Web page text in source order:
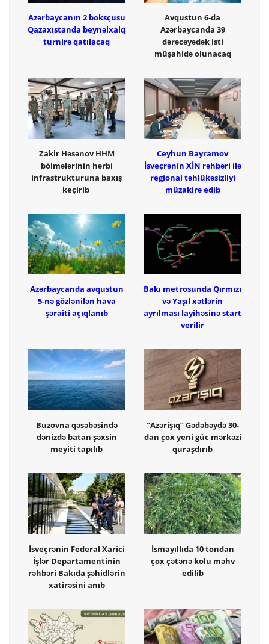
Azərbaycanın 2 boksçusu
Qazaxıstanda beynəlxalq
turnirə qatılacaq
Avqustun 6-da
Azərbaycanda 39
dərəcəyədək isti
müşahidə olunacaq
Zakir Həsənov HHM
bölmələrinin hərbi
infrastrukturuna baxış
keçirib
Ceyhun Bayramov
İsveçrənin XİN rəhbəri ilə
regional təhlükəsizliyi
müzakirə edib
Azərbaycanda avqustun
5-nə gözlənilən hava
şəraiti açıqlanıb
Bakı metrosunda Qırmızı
və Yaşıl xətlərin
ayrılması layihəsinə start
verilir
Buzovna qəsəbəsində
dənizdə batan şəxsin
meyiti tapılıb
“Azərişıq” Gədəbəydə 30-
dan çox yeni güc mərkəzi
quraşdırıb
İsveçrənin Federal Xarici
İşlər Departamentinin
rəhbəri Bakıda şəhidlərin
xatirəsini anıb
İsmayıllıda 10 tondan
çox çətənə kolu məhv
edilib